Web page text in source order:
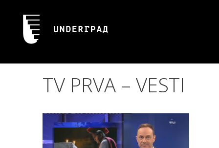
content
TV PRVA – VESTI